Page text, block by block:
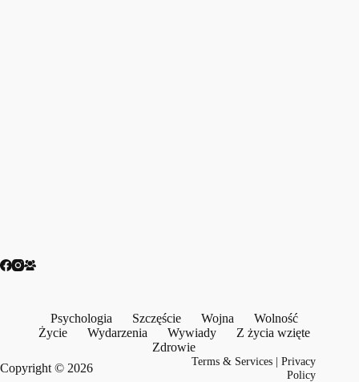
Psychologia Szczęście Wojna
Wolność
Życie
Wydarzenia Wywiady
Z życia wzięte
Zdrowie
Copyright © 2026
Terms & Services |Privacy
Policy